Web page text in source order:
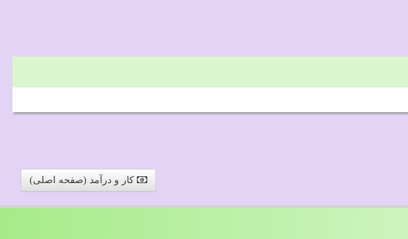
کار و درآمد (صفحه اصلی)